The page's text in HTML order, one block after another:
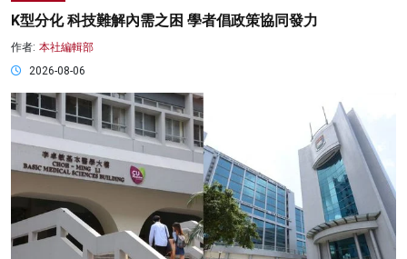
K型分化 科技難解內需之困 學者倡政策協同發力
作者: 本社編輯部
2026-08-06